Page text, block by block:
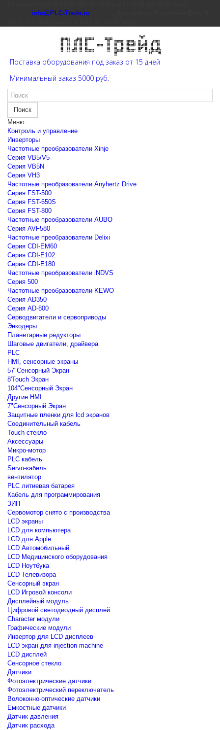
info@PLC-Trade.ru
Поставка оборудования под заказ от 15 дней
Минимальный заказ 5000 руб.
Поиск
Меню
Контроль и управление
Инверторы
Частотные преобразователи Xinje
Cерия VB5/V5
Cерия VB5N
Cерия VH3
Частотные преобразователи Anyhertz Drive
Серия FST-500
Серия FST-650S
Серия FST-800
Частотные преобразователи AUBO
Серия AVF580
Частотные преобразователи Delixi
Серия CDI-EM60
Серия CDI-E102
Серия CDI-E180
Частотные преобразователи iNDVS
Серия 500
Частотные преобразователи KEWO
Серия AD350
Серия AD-800
Серводвигатели и сервоприводы
Энкодеры
Планетарные редукторы
Шаговые двигатели, драйвера
PLC
HMI, сенсорные экраны
57"Сенсорный Экран
8'Touch Экран
104"Сенсорный Экран
Другие HMI
7"Сенсорный Экран
Защитные пленки для lcd экранов
Соединительный кабель
Touch-стекло
Аксессуары
Микро-мотор
PLC кабель
Servo-кабель
вентилятор
PLC литиевая батарея
Кабель для программирования
ЗИП
Сервомотор снято с производства
LCD экраны
LCD для компьютера
LCD для Apple
LCD Автомобильный
LCD Медицинского оборудования
LCD Ноутбука
LCD Телевизора
Сенсорный экран
LCD Игровой консоли
Дисплейный модуль
Цифровой светодиодный дисплей
Сharacter модули
Графические модули
Инвертор для LCD дисплеев
LCD экран для injection machine
LCD дисплей
Сенсорное стекло
Датчики
Фотоэлектрические датчики
Фотоэлектрический переключатель
Волоконно-оптические датчики
Емкостные датчики
Датчик давления
Датчик расхода